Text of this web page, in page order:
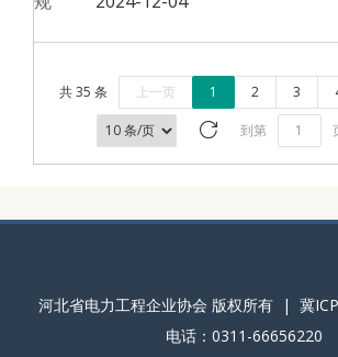
共 35 条 上一页 1 2 3
到第
河北省电力工程企业协会 版权所有 | 冀
电话：0311-66656220